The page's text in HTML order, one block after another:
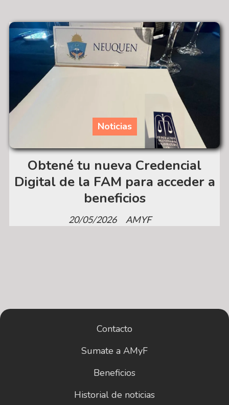
Obtené tu nueva Credencial
Digital de la FAM para acceder a
beneficios
AMYF
Noticias
20/05/2026
Contacto
Sumate a AMyF
Beneficios
Historial de noticias